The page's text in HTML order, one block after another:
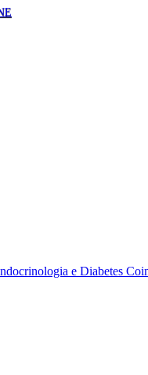
e Diabetes